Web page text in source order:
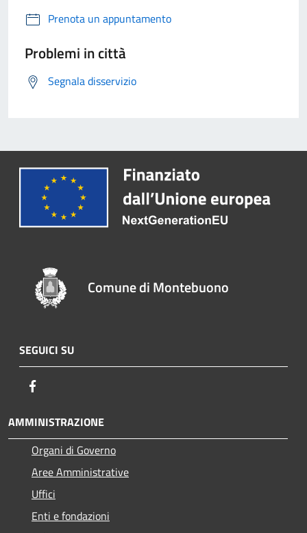
Prenota un appuntamento
Problemi in città
Segnala disservizio
Comune di Montebuono
SEGUICI SU
AMMINISTRAZIONE
Organi di Governo
Aree Amministrative
Uffici
Enti e fondazioni